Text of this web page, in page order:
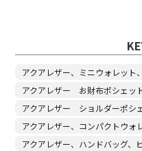
アクアレザー、ミニウォレット
アクアレザー お財布ポシェッ
アクアレザー ショルダーポシ
アクアレザー、コンパクトウォ
アクアレザー、ハンドバッグ、